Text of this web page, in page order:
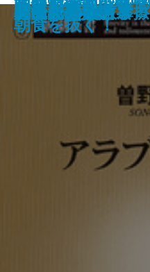
―
心に響く歌舞伎
安楽死のできる国
マ」
元気が出る患者学
天皇家の財布
った金日成―
山本周五郎のこ
死亡記事を読む
謎解き 少年少女
アラブの格言
アメリカ病
時価会計不況
日中ビジネス摩擦
朝食を抜く！
真っ向勝負のス
明治天皇を語る
漂流記の魅力
バカの壁
死ぬための教養